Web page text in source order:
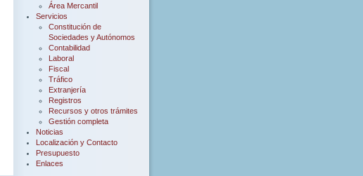
Área Mercantil
Servicios
Constitución de
Sociedades y Autónomos
Contabilidad
Laboral
Fiscal
Tráfico
Extranjería
Registros
Recursos y otros trámites
Gestión completa
Noticias
Localización y Contacto
Presupuesto
Enlaces